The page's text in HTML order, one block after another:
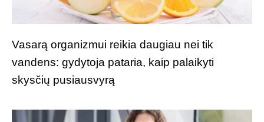
Vasarą organizmui reikia daugiau nei tik
vandens: gydytoja pataria, kaip palaikyti
skysčių pusiausvyrą